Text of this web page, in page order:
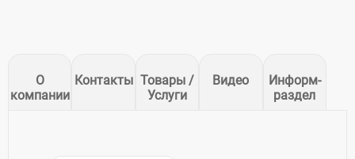
О
компании
Контакты Товары /
Услуги
Видео
Информ-
раздел